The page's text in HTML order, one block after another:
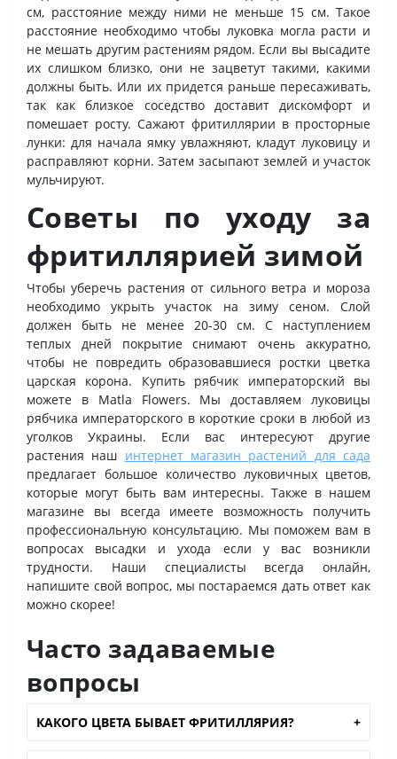
см, расстояние между ними не меньше 15 см. Такое
расстояние необходимо чтобы луковка могла расти и
не мешать другим растениям рядом. Если вы высадите
их слишком близко, они не зацветут такими, какими
должны быть. Или их придется раньше пересаживать,
так как близкое соседство доставит дискомфорт и
помешает росту. Сажают фритиллярии в просторные
лунки: для начала ямку увлажняют, кладут луковицу и
расправляют корни. Затем засыпают землей и участок
мульчируют.
Советы по уходу за
фритиллярией зимой
Чтобы уберечь растения от сильного ветра и мороза
необходимо укрыть участок на зиму сеном. Слой
должен быть не менее 20-30 см. С наступлением
теплых дней покрытие снимают очень аккуратно,
чтобы не повредить образовавшиеся ростки цветка
царская корона. Купить рябчик императорский вы
можете в Matla Flowers. Мы доставляем луковицы
рябчика императорского в короткие сроки в любой из
уголков Украины. Если вас интересуют другие
растения наш интернет магазин растений для сада
предлагает большое количество луковичных цветов,
которые могут быть вам интересны. Также в нашем
магазине вы всегда имеете возможность получить
профессиональную консультацию. Мы поможем вам в
вопросах высадки и ухода если у вас возникли
трудности. Наши специалисты всегда онлайн,
напишите свой вопрос, мы постараемся дать ответ как
можно скорее!
Часто задаваемые
вопросы
КАКОГО ЦВЕТА БЫВАЕТ ФРИТИЛЛЯРИЯ?